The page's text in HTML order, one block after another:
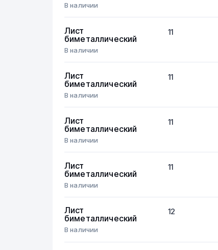
В наличии
Лист
биметаллический
В наличии
11
Лист
биметаллический
В наличии
11
Лист
биметаллический
В наличии
11
Лист
биметаллический
В наличии
11
Лист
биметаллический
В наличии
12